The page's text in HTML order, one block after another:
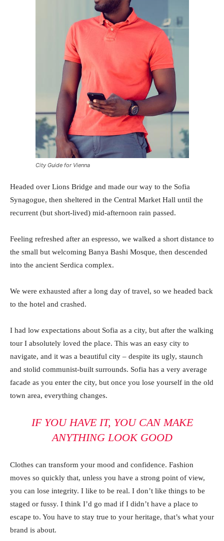
City Guide for Vienna
Headed over Lions Bridge and made our way to the Sofia
Synagogue, then sheltered in the Central Market Hall until the
recurrent (but short-lived) mid-afternoon rain passed.
Feeling refreshed after an espresso, we walked a short distance to
the small but welcoming Banya Bashi Mosque, then descended
into the ancient Serdica complex.
We were exhausted after a long day of travel, so we headed back
to the hotel and crashed.
I had low expectations about Sofia as a city, but after the walking
tour I absolutely loved the place. This was an easy city to
navigate, and it was a beautiful city – despite its ugly, staunch
and stolid communist-built surrounds. Sofia has a very average
facade as you enter the city, but once you lose yourself in the old
town area, everything changes.
IF YOU HAVE IT, YOU CAN MAKE
ANYTHING LOOK GOOD
Clothes can transform your mood and confidence. Fashion
moves so quickly that, unless you have a strong point of view,
you can lose integrity. I like to be real. I don’t like things to be
staged or fussy. I think I’d go mad if I didn’t have a place to
escape to. You have to stay true to your heritage, that’s what your
brand is about.